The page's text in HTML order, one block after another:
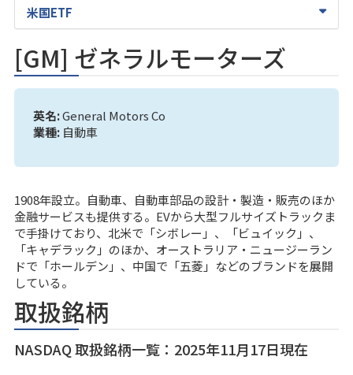
米国ETF
[GM] ゼネラルモーターズ
英名:General Motors Co
業種:自動車
1908年設立。自動車、自動車部品の設計・製造・販売のほか
金融サービスも提供する。EVから大型フルサイズトラックま
で手掛けており、北米で「シボレー」、「ビュイック」、
「キャデラック」のほか、オーストラリア・ニュージーラン
ドで「ホールデン」、中国で「五菱」などのブランドを展開
している。
取扱銘柄
NASDAQ 取扱銘柄一覧：2025年11月17日現在